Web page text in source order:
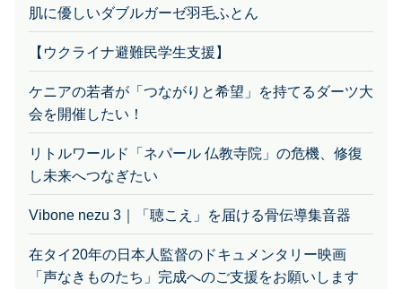
肌に優しいダブルガーゼ羽毛ふとん
【ウクライナ避難民学生支援】
ケニアの若者が「つながりと希望」を持てるダーツ大
会を開催したい！
リトルワールド「ネパール 仏教寺院」の危機、修復
し未来へつなぎたい
Vibone nezu 3｜「聴こえ」を届ける骨伝導集音器
在タイ20年の日本人監督のドキュメンタリー映画
「声なきものたち」完成へのご支援をお願いします